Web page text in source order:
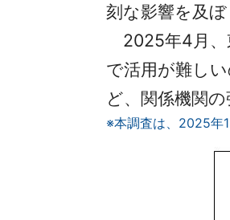
刻な影響を及ぼ
2025年4月、
で活用が難し
ど、関係機関
※本調査は、2025年